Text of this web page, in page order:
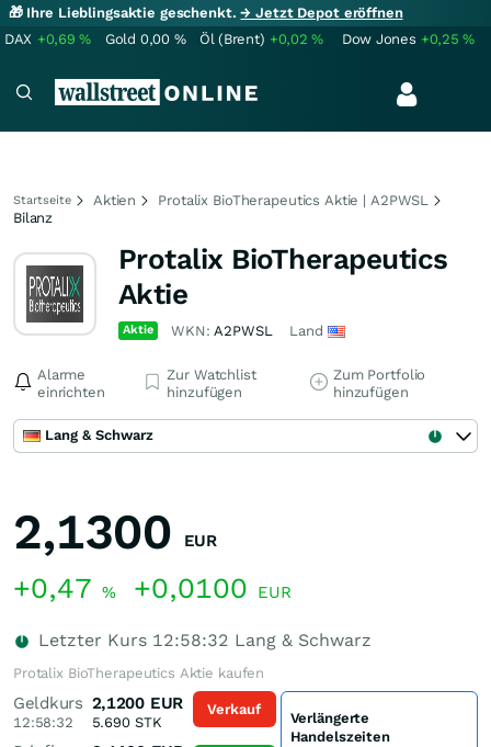
🎁 Ihre Lieblingsaktie geschenkt.→ Jetzt Depot eröffnen
DAX +0,69% Gold 0,00 % Öl (Brent) +0,02% Dow Jones +0,25%
Startseite Aktien
Protalix BioTherapeutics Aktie | A2PWSL
Bilanz
Protalix BioTherapeutics
Aktie
Aktie WKN:A2PWSL Land
Alarme
einrichten
Zur Watchlist
hinzufügen
Zum Portfolio
hinzufügen
Lang & Schwarz
2,1300 EUR
+0,47 % +0,0100 EUR
Letzter Kurs 12:58:32 Lang & Schwarz
Protalix BioTherapeutics Aktie kaufen
Geldkurs
12:58:32
2,1200 EUR
5.690STK
Verkauf
Verlängerte
Handelszeiten